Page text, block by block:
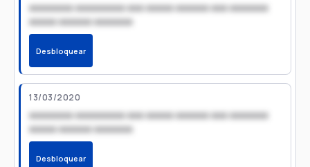
xxxxxxxx xxxxxxxxx xxx xxxxx xxxxxx xxx xxxxxxx
xxxxx xxxxxx xxxxxxx
Desbloquear
13/03/2020
xxxxxxxx xxxxxxxxx xxx xxxxx xxxxxx xxx xxxxxxx
xxxxx xxxxxx xxxxxxx
Desbloquear